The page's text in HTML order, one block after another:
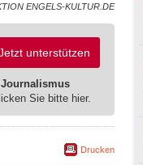
ENGELS-KULTUR.DE
unterstützen
Sie bitte hier.
Drucken